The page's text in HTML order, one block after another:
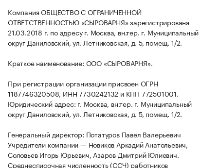
Компания ОБЩЕСТВО С ОГРАНИЧЕННОЙ
ОТВЕТСТВЕННОСТЬЮ «СЫРОВАРНЯ» зарегистрирована
21.03.2018 г. по адресу г. Москва, вн.тер. г. Муниципальный
округ Даниловский, ул. Летниковская, д. 5, помещ. 1/2.
Краткое наименование: ООО «СЫРОВАРНЯ».
При регистрации организации присвоен ОГРН
1187746320508, ИНН 7730242132 и КПП 772501001.
Юридический адрес: г. Москва, вн.тер. г. Муниципальный
округ Даниловский, ул. Летниковская, д. 5, помещ. 1/2.
Генеральный директор: Потатуров Павел Валерьевич
Учредители компании — Новиков Аркадий Анатольевич,
Соловьев Игорь Юрьевич, Азаров Дмитрий Юлиевич.
Среднесписочная численность (ССЧ) работников